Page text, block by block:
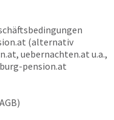
(alternativ
uebernachten.at u.a.,
pension.at